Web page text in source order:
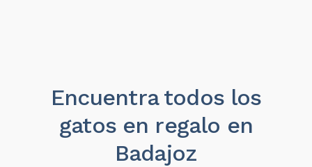
Encuentra todos los
gatos en regalo en
Badajoz